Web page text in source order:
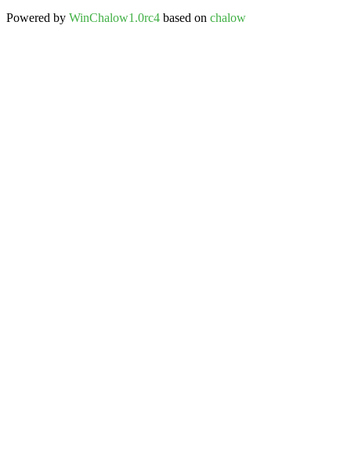
Powered by WinChalow1.0rc4 based on chalow